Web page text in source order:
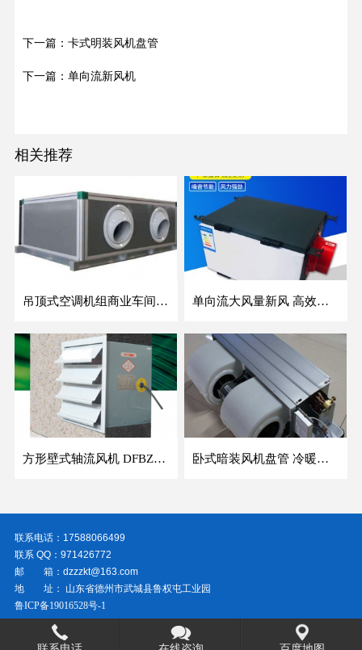
下一篇：卡式明装风机盘管
下一篇：单向流新风机
相关推荐
吊顶式空调机组商业车间防爆新风空调器射流冷暖机组 单向流大风量新风 高效除霾全热交换新风机空气净化
方形壁式轴流风机 DFBZ低噪防爆工业XBDZ静音220V/380V壁式边墙风机 卧式暗装风机盘管 冷暖两用盘管系列 明装风盘空调器
联系电话：17588066499
联系 QQ：971426772
邮 箱：dzzzkt@163.com
地 址： 山东省德州市武城县鲁权屯工业园
鲁ICP备19016528号-1